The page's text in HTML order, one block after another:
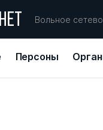
Вольное
Персоны